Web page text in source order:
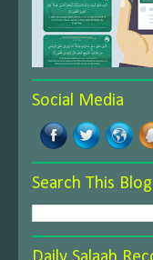
Social Media
Search This Blog